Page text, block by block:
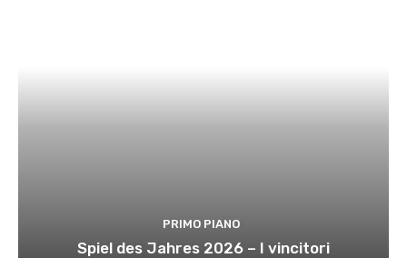
PRIMO PIANO
Spiel des Jahres 2026 – I vincitori